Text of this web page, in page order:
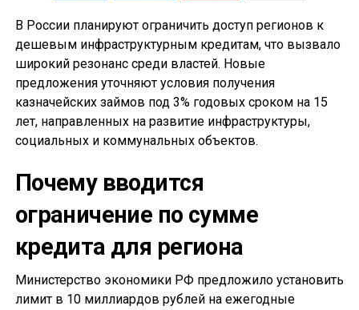
В России планируют ограничить доступ регионов к
дешевым инфраструктурным кредитам, что вызвало
широкий резонанс среди властей. Новые
предложения уточняют условия получения
казначейских займов под 3% годовых сроком на 15
лет, направленных на развитие инфраструктуры,
социальных и коммунальных объектов.
Почему вводится
ограничение по сумме
кредита для региона
Министерство экономики РФ предложило установить
лимит в 10 миллиардов рублей на ежегодные